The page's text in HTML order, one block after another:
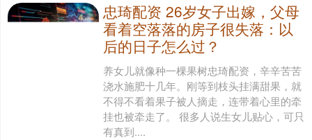
忠琦配资 26岁女子出嫁，父母
看着空落落的房子很失落：以
后的日子怎么过？
养女儿就像种一棵果树忠琦配资，辛辛苦苦
浇水施肥十几年。刚等到枝头挂满甜果，就
不得不看着果子被人摘走，连带着心里的牵
挂也被牵走了。 很多人说生女儿贴心，可只
有真到....